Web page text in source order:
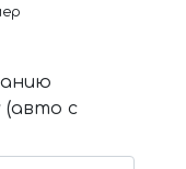
(авто с